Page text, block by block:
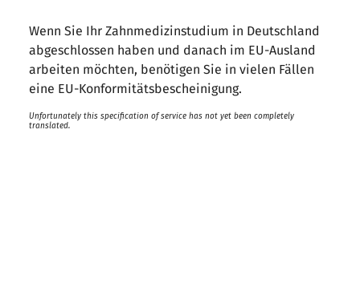
Wenn Sie Ihr Zahnmedizinstudium in Deutschland
abgeschlossen haben und danach im EU-Ausland
arbeiten möchten, benötigen Sie in vielen Fällen
eine EU-Konformitätsbescheinigung.
Unfortunately this specification of service has not yet been completely
translated.